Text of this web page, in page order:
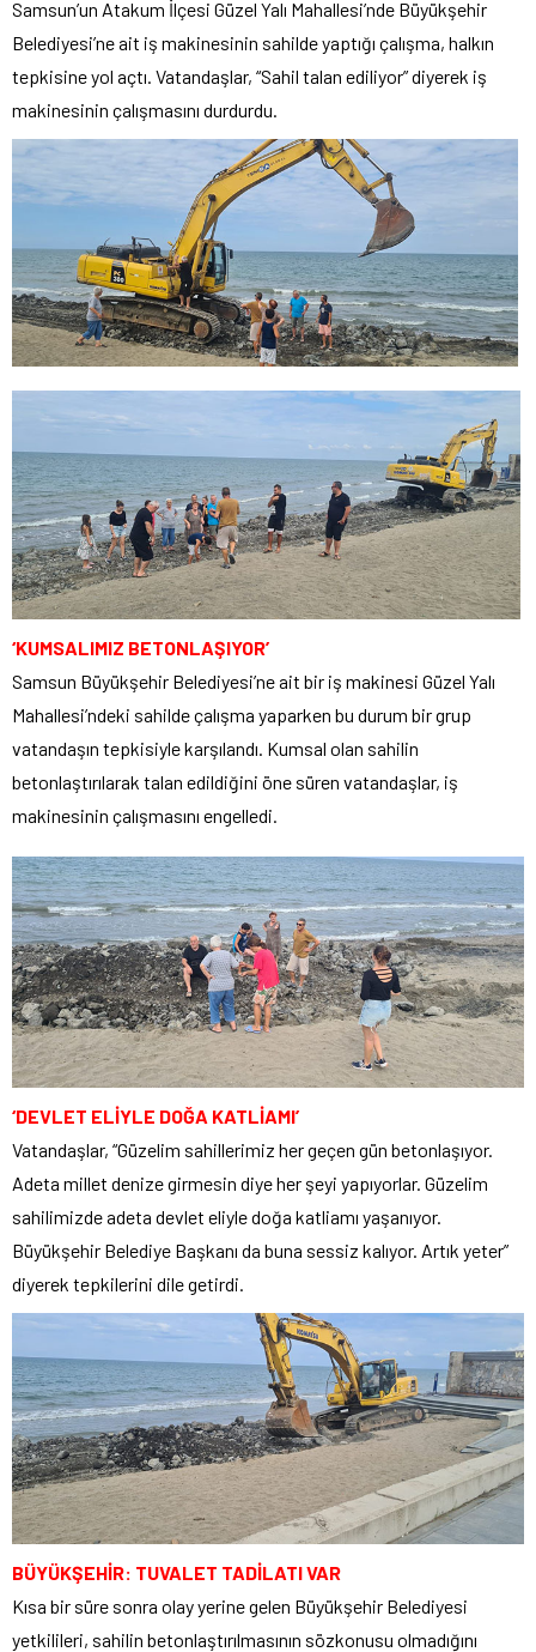
Samsun’un Atakum İlçesi Güzel Yalı Mahallesi’nde Büyükşehir
Belediyesi’ne ait iş makinesinin sahilde yaptığı çalışma, halkın
tepkisine yol açtı. Vatandaşlar, “Sahil talan ediliyor” diyerek iş
makinesinin çalışmasını durdurdu.
‘KUMSALIMIZ BETONLAŞIYOR’
Samsun Büyükşehir Belediyesi’ne ait bir iş makinesi Güzel Yalı
Mahallesi’ndeki sahilde çalışma yaparken bu durum bir grup
vatandaşın tepkisiyle karşılandı. Kumsal olan sahilin
betonlaştırılarak talan edildiğini öne süren vatandaşlar, iş
makinesinin çalışmasını engelledi.
‘DEVLET ELİYLE DOĞA KATLİAMI’
Vatandaşlar, “Güzelim sahillerimiz her geçen gün betonlaşıyor.
Adeta millet denize girmesin diye her şeyi yapıyorlar. Güzelim
sahilimizde adeta devlet eliyle doğa katliamı yaşanıyor.
Büyükşehir Belediye Başkanı da buna sessiz kalıyor. Artık yeter”
diyerek tepkilerini dile getirdi.
BÜYÜKŞEHİR: TUVALET TADİLATI VAR
Kısa bir süre sonra olay yerine gelen Büyükşehir Belediyesi
yetkilileri, sahilin betonlaştırılmasının sözkonusu olmadığını